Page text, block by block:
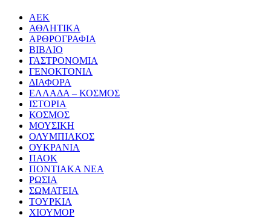
ΑΕΚ
ΑΘΛΗΤΙΚΑ
ΑΡΘΡΟΓΡΑΦΙΑ
ΒΙΒΛΙΟ
ΓΑΣΤΡΟΝΟΜΙΑ
ΓΕΝΟΚΤΟΝΙΑ
ΔΙΑΦΟΡΑ
ΕΛΛΑΔΑ – ΚΟΣΜΟΣ
ΙΣΤΟΡΙΑ
ΚΟΣΜΟΣ
ΜΟΥΣΙΚΗ
ΟΛΥΜΠΙΑΚΟΣ
ΟΥΚΡΑΝΙΑ
ΠΑΟΚ
ΠΟΝΤΙΑΚΑ ΝΕΑ
ΡΩΣΙΑ
ΣΩΜΑΤΕΙΑ
ΤΟΥΡΚΙΑ
ΧΙΟΥΜΟΡ